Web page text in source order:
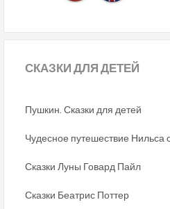
СКАЗКИДЛЯ ДЕТЕЙ
Пушкин. Сказки для детей
Чудесное путешествие Нильса
Сказки Луны Говард Пайл
Сказки Беатрис Поттер